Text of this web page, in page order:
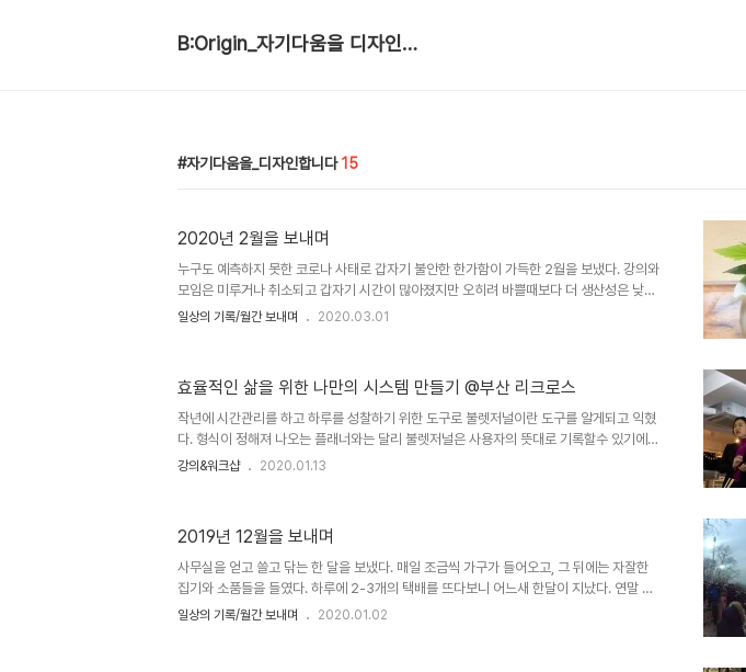
B:Origin_자기다움을 디자인합니다
자기다움을_디자인합니다 15
2020년 2월을 보내며
누구도 예측하지 못한 코로나 사태로 갑자기 불안한 한가함이 가득한 2월을 보냈다. 강의와
모임은 미루거나 취소되고 갑자기 시간이 많아졌지만 오히려 바쁠때보다 더 생산성은 낮다.
돌아보니 2월은 손에 잡히는 일 없이 흘려보낸 달인것 같아 아쉬움이 깊다. [독서] 트렌드
자 : 신태순,최규철 출판 : 나비의활주로 2018.05.14 상세보기 [코칭/강의/프로젝트] 불렛
저널 2달 과정을 잘 마쳤다. 마지막 오프라인 특강은..
일상의 기록/월간 보내며 2020.03.01
효율적인 삶을 위한 나만의 시스템 만들기 @부산 리크로스
작년에 시간관리를 하고 하루를 성찰하기 위한 도구로 불렛저널이란 도구를 알게되고 익혔
다. 형식이 정해져 나오는 플래너와는 달리 불렛저널은 사용자의 뜻대로 기록할수 있기에
매우 합리적인 툴이다. 또한 불렛저널의 핵심만 알고 나면 자기만의 시스템을 무한히 구축
의 이력들을 통해 나는 '성찰하거나 성찰하게 하게 하는' 활동을 좋아했다는 것을 말씀드렸
다. 그리고 그 과정의 일환으로 불렛저널을 만난 이야기도 소개했다. 시작과 끝은 오프라인
으로 함께 한..
강의&워크샵 2020.01.13
2019년 12월을 보내며
사무실을 얻고 쓸고 닦는 한 달을 보냈다. 매일 조금씩 가구가 들어오고, 그 뒤에는 자잘한
집기와 소품들을 들였다. 하루에 2-3개의 택배를 뜨다보니 어느새 한달이 지났다. 연말 나
의 정체성은 백수와 주부 사이였다. 쓸고 닦고 요리를 해서 먹고 먹였다. 새로운 나만의 요
일상의 기록/월간 보내며 2020.01.02